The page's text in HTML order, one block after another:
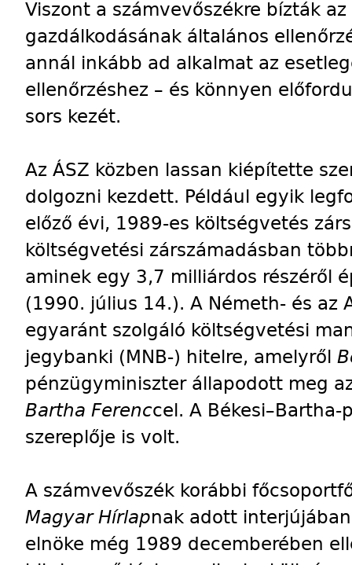
Viszont a számvevőszékre bízták
gazdálkodásának általános
annál inkább ad alkalmat az
ellenőrzéshez – és könnyen
sors kezét.
Az ÁSZ közben lassan kiépítette
dolgozni kezdett. Például egyik
előző évi, 1989-es költségvetés
költségvetési zárszámadásban
aminek egy 3,7 milliárdos részéről
(1990. július 14.). A Németh- és az
egyaránt szolgáló költségvetési
jegybanki (MNB-) hitelre, amelyről
pénzügyminiszter állapodott meg
Bartha Ferenccel. A
szereplője is volt.
A számvevőszék korábbi
Magyar Hírlapnak adott
elnöke még 1989 decemberében